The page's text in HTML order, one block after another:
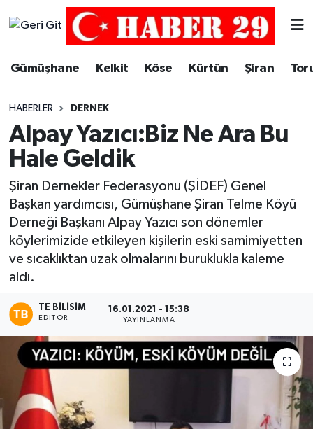
Gümüşhane Kelkit Köse Kürtün Şiran
HABERLER DERNEK
Alpay Yazıcı:Biz Ne Ara Bu
Hale Geldik
Şiran Dernekler Federasyonu (ŞİDEF) Genel
Başkan yardımcısı, Gümüşhane Şiran Telme Köyü
Derneği Başkanı Alpay Yazıcı son dönemler
köylerimizide etkileyen kişilerin eski samimiyetten
ve sıcaklıktan uzak olmalarını buruklukla kaleme
aldı.
TE BILISIM
EDITÖR
16.01.2021 - 15:38
YAYINLANMA
Merkez Trafik Yoğunluk Haritası
Süper Lig Puan Durumu ve Fikstür
Tüm Manşetler
Son Dakika Haberleri
Haber Arşivi